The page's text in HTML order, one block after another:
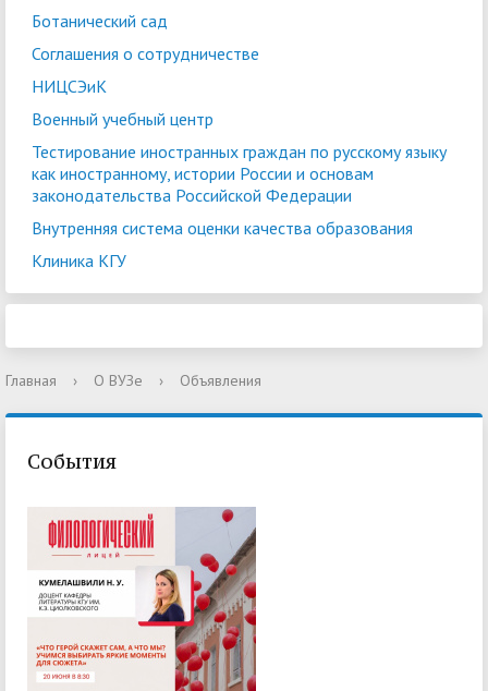
Ботанический сад
Соглашения о сотрудничестве
НИЦСЭиК
Военный учебный центр
Тестирование иностранных граждан по русскому языку
как иностранному, истории России и основам
законодательства Российской Федерации
Внутренняя система оценки качества образования
Клиника КГУ
Главная › О ВУЗе › Объявления
События